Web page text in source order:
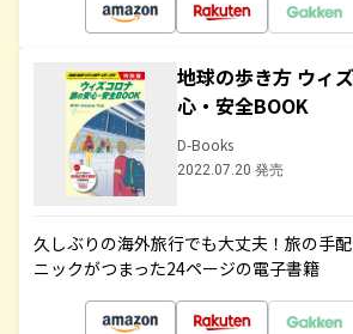
地球の歩き方 ウィ
心・安全BOOK
D-Books
2022.07.20 発売
久しぶりの海外旅行でも大丈夫！旅の手
ニックがつまった24ページの電子書籍